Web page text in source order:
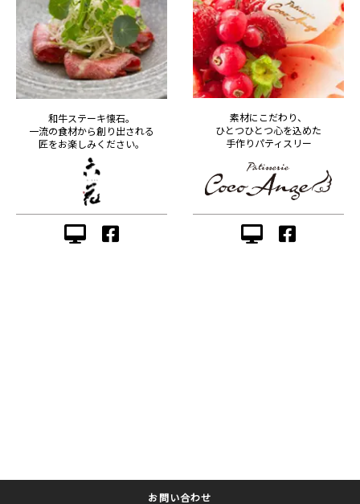
和牛ステーキ懐石。
一流の食材から創り出される
匠をお楽しみください。
素材にこだわり、
ひとつひとつ心を込めた
手作りパティスリー
お問い合わせ